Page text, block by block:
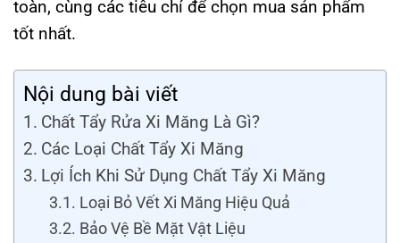
toàn, cùng các tiêu chí để chọn mua sản phẩm
tốt nhất.
Nội dung bài viết
Chất Tẩy Rửa Xi Măng Là Gì?
Các Loại Chất Tẩy Xi Măng
Lợi Ích Khi Sử Dụng Chất Tẩy Xi Măng
Loại Bỏ Vết Xi Măng Hiệu Quả
Bảo Vệ Bề Mặt Vật Liệu